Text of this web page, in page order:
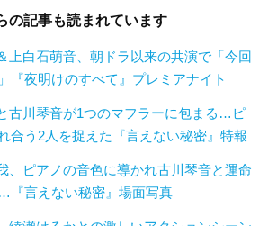
の記事も読まれています
上白石萌音、朝ドラ以来の共演で「今回
『夜明けのすべて』プレミアナイト
古川琴音が1つのマフラーに包まる…ピ
合う2人を捉えた『言えない秘密』特報
、ピアノの音色に導かれ古川琴音と運命
『言えない秘密』場面写真